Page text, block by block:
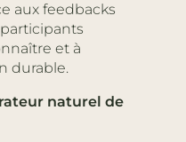
aux feedbacks
et à
durable.
naturel de